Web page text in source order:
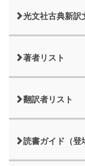
光文社古典新訳
著者リスト
翻訳者リスト
読書ガイド（登